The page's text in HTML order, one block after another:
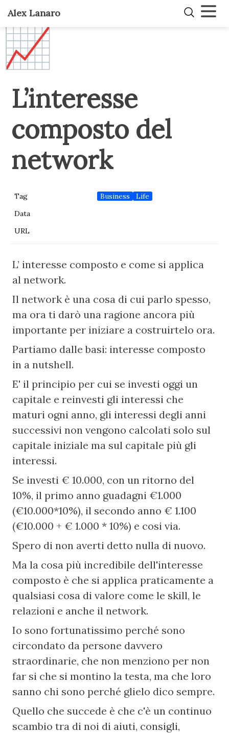
Alex Lanaro
📈
L’interesse
composto del
network
Tag Business
Life
Data
URL
L’ interesse composto e come si applica
al network.
Il network è una cosa di cui parlo spesso,
ma ora ti darò una ragione ancora più
importante per iniziare a costruirtelo ora.
Partiamo dalle basi: interesse composto
in a nutshell.
E' il principio per cui se investi oggi un
capitale e reinvesti gli interessi che
maturi ogni anno, gli interessi degli anni
successivi non vengono calcolati solo sul
capitale iniziale ma sul capitale più gli
interessi.
Se investi € 10.000, con un ritorno del
10%, il primo anno guadagni €1.000
(€10.000*10%), il secondo anno € 1.100
(€10.000 + € 1.000 * 10%) e cosi via.
Spero di non averti detto nulla di nuovo.
Ma la cosa più incredibile dell'interesse
composto è che si applica praticamente a
qualsiasi cosa di valore come le skill, le
relazioni e anche il network.
Io sono fortunatissimo perché sono
circondato da persone davvero
straordinarie, che non menziono per non
far si che si montino la testa, ma che loro
sanno chi sono perché glielo dico sempre.
Quello che succede è che c'è un continuo
scambio tra di noi di aiuti, consigli,